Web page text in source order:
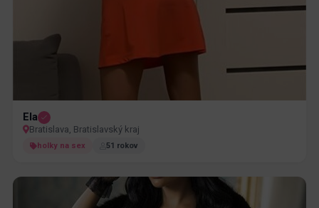
Ela
Bratislava, Bratislavský kraj
holky na sex 51 rokov